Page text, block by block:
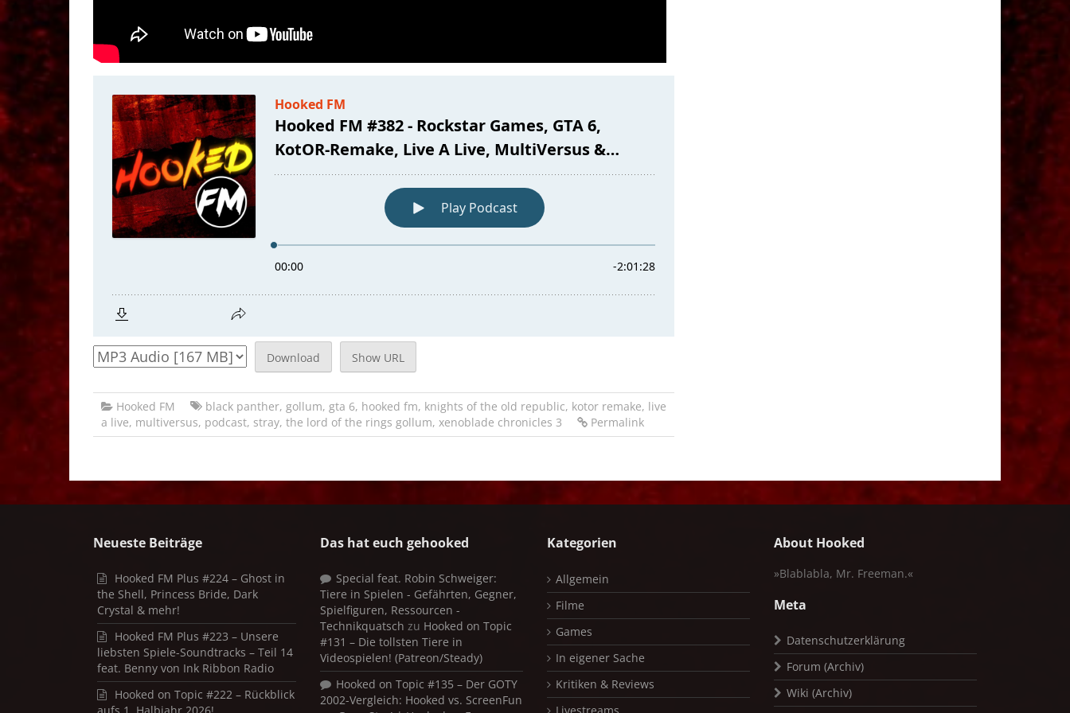
Download Show URL
Hooked FM black panther, gollum, gta 6, hooked fm, knights of the old republic, kotor remake, live
a live, multiversus, podcast, stray, the lord of the rings gollum, xenoblade chronicles 3 Permalink
Neueste Beiträge
Hooked FM Plus #224 – Ghost in
the Shell, Princess Bride, Dark
Crystal & mehr!
Hooked FM Plus #223 – Unsere
liebsten Spiele-Soundtracks – Teil 14
feat. Benny von Ink Ribbon Radio
Hooked on Topic #222 – Rückblick
Das hat euch gehooked
Special feat. Robin Schweiger:
Tiere in Spielen - Gefährten, Gegner,
Spielfiguren, Ressourcen -
Technikquatsch zu Hooked on Topic
#131 – Die tollsten Tiere in
Videospielen! (Patreon/Steady)
Hooked on Topic #135 – Der GOTY
2002-Vergleich: Hooked vs. ScreenFun
Kategorien
Allgemein
Filme
Games
In eigener Sache
Kritiken & Reviews
About Hooked
»Blablabla, Mr. Freeman.«
Meta
Datenschutzerklärung
Forum (Archiv)
Wiki (Archiv)